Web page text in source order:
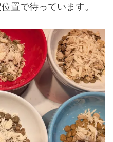
置で待っています。